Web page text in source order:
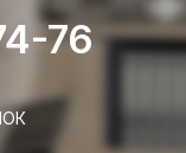
76